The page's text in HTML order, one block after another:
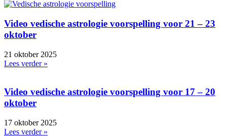
Video vedische astrologie voorspelling voor 21 – 23
oktober
21 oktober 2025
Lees verder »
Video vedische astrologie voorspelling voor 17 – 20
oktober
17 oktober 2025
Lees verder »